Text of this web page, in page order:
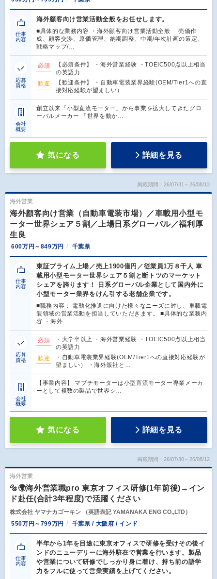
仕事
内容
海外顧客向け営業活動全般をお任せします。
■具体的な業務内容 ・海外顧客向け営業活動全般 売価作
成、顧客交渉、原価管理、納期調整、中期/年次計画の策定、
戦略マップ/…
応募
資格
必須
【必須条件】 ・海外営業経験 ・TOEIC500点以上相当
の英語力
歓迎
【歓迎条件】 ・自動車電装業界経験(OEM/Tier1への直
接対応経験が望ましい）…
会社
概要
創立以来「小型直流モーター」から事業を拡大してきたグロ
ーバルメーカー 「世界を動か…
気になる 詳細を見る
掲載期間：26/07/31～26/08/13
海外営業
海外顧客向け営業（自動車電装市場）／車載用小型モ
ーター世界シェア５割／上場日系グローバル／福利厚
生良
600万円～849万円 千葉県
仕事
内容
東証プライム上場／売上1900億円／従業員1万８千人 車
載用小型モーター世界シェア５割と断トツのマーケット
シェアを誇ります！ 日系グローバル企業として国内外に
小型モーター業界をけん引する老舗企業です。
■職務内容： 電動化推進に向けた様々なニーズに対し、車載電
装領域の営業活動を担当していただきます。 ■具体的な業務内
容 ・海外…
応募
資格
必須
・大学卒以上 ・海外営業経験 ・TOEIC500点以上相当
の英語力
歓迎
・自動車電装業界経験(OEM/Tier1への直接対応経験が
望ましい） ・海外販社と…
会社
概要
【事業内容】 マブチモーターは小型直流モーター専業メーカ
ーとして複数の製品で世界シ…
気になる 詳細を見る
掲載期間：26/07/30～26/08/12
海外営業
🔩🌍海外営業職pro 東京オフィス研修(1年前後)→イン
ド赴任(合計3年程度)で活躍ください
株式会社 ヤマナカゴーキン （英語表記 YAMANAKA ENG CO.,LTD）
550万円～799万円
千葉県 / 大阪府 / インド
仕事
内容
半年から1年を目途に東京オフィスで研修を受けその後イ
ンドのニューデリーに海外駐在で営業を行います。製品
や営業について研修でしっかり身に着け、持ち前の語学
力をフルに使って営業実績を上げてください。